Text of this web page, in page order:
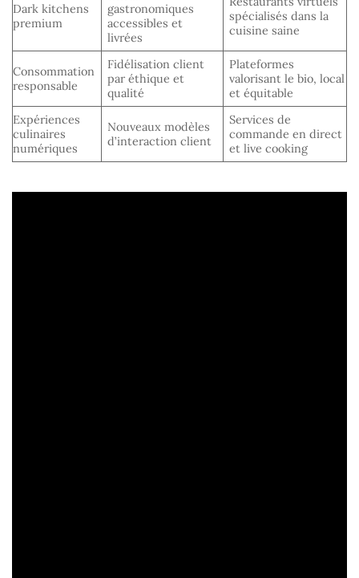
Dark kitchens
premium
gastronomiques
accessibles et
livrées
spécialisés dans la
cuisine saine
Consommation
responsable
Fidélisation client
par éthique et
qualité
Plateformes
valorisant le bio, local
et équitable
Expériences
culinaires
numériques
Nouveaux modèles
d’interaction client
Services de
commande en direct
et live cooking